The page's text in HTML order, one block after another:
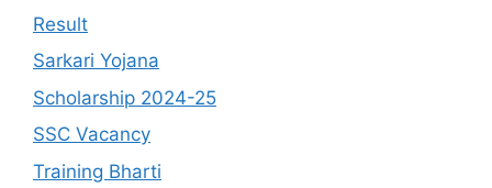
Result
Sarkari Yojana
Scholarship 2024-25
SSC Vacancy
Training Bharti